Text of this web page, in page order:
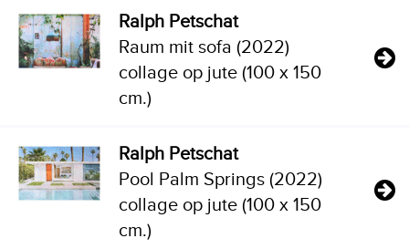
Ralph Petschat
Raum mit sofa (2022)
collage op jute (100 x 150
cm.)
Ralph Petschat
Pool Palm Springs (2022)
collage op jute (100 x 150
cm.)